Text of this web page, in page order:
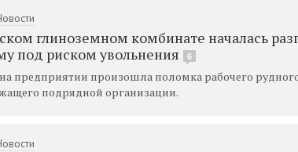
глиноземном комбинате началась
под риском увольнения
6
предприятии произошла поломка рабочего
подрядной организации.